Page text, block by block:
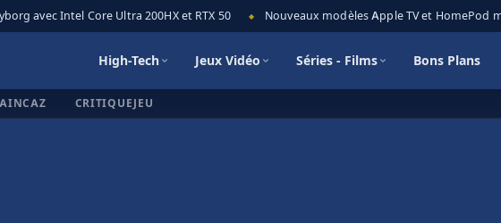
avec Intel Core Ultra 200HX et RTX 50 Nouveaux modèles Apple TV et HomePod mini
High-Tech Jeux Vidéo Séries - Films Bons Plans
CRITIQUEJEU